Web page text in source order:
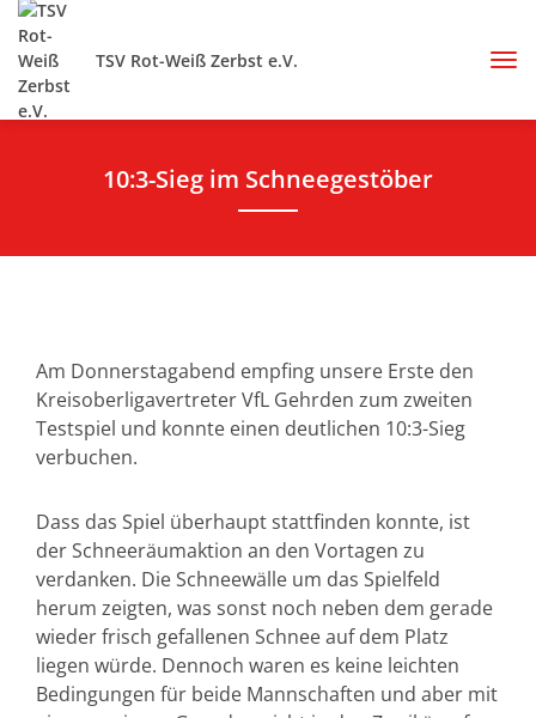
TSV Rot-Weiß Zerbst e.V.
10:3-Sieg im Schneegestöber
Am Donnerstagabend empfing unsere Erste den
Kreisoberligavertreter VfL Gehrden zum zweiten
Testspiel und konnte einen deutlichen 10:3-Sieg
verbuchen.
Dass das Spiel überhaupt stattfinden konnte, ist
der Schneeräumaktion an den Vortagen zu
verdanken. Die Schneewälle um das Spielfeld
herum zeigten, was sonst noch neben dem gerade
wieder frisch gefallenen Schnee auf dem Platz
liegen würde. Dennoch waren es keine leichten
Bedingungen für beide Mannschaften und aber mit